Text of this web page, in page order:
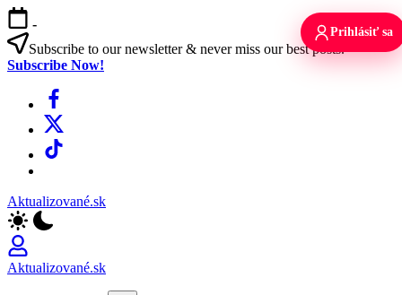
Skip
to
content
-
Subscribe to our newsletter & never miss our best posts.
Subscribe Now!
Facebook
X
TikTok
Aktualizované.sk
Aktualizované.sk
Prihlásiť sa